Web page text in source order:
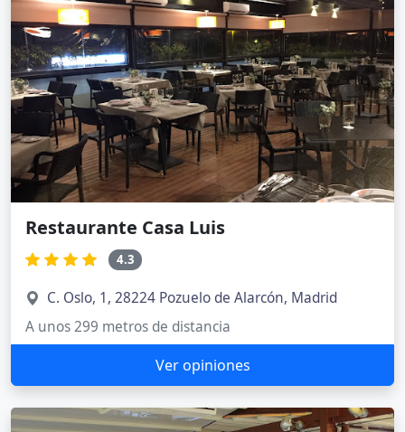
Restaurante Casa Luis
4.3
C. Oslo, 1, 28224 Pozuelo de Alarcón, Madrid
A unos 299 metros de distancia
Ver opiniones